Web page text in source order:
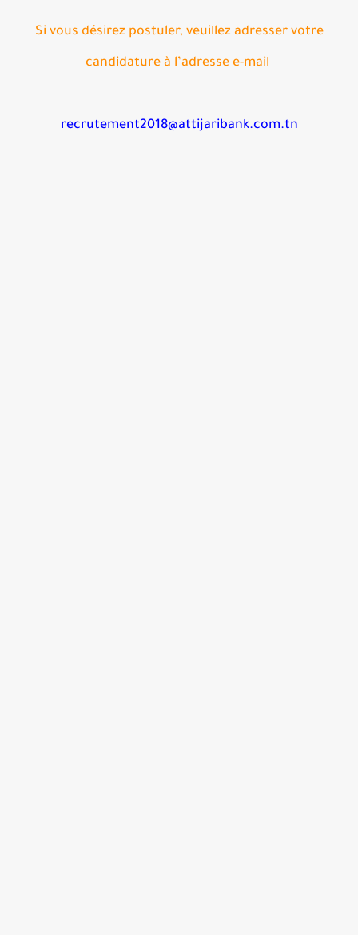
Si vous désirez postuler, veuillez adresser votre
candidature à l’adresse e-mail
recrutement2018@attijaribank.com.tn